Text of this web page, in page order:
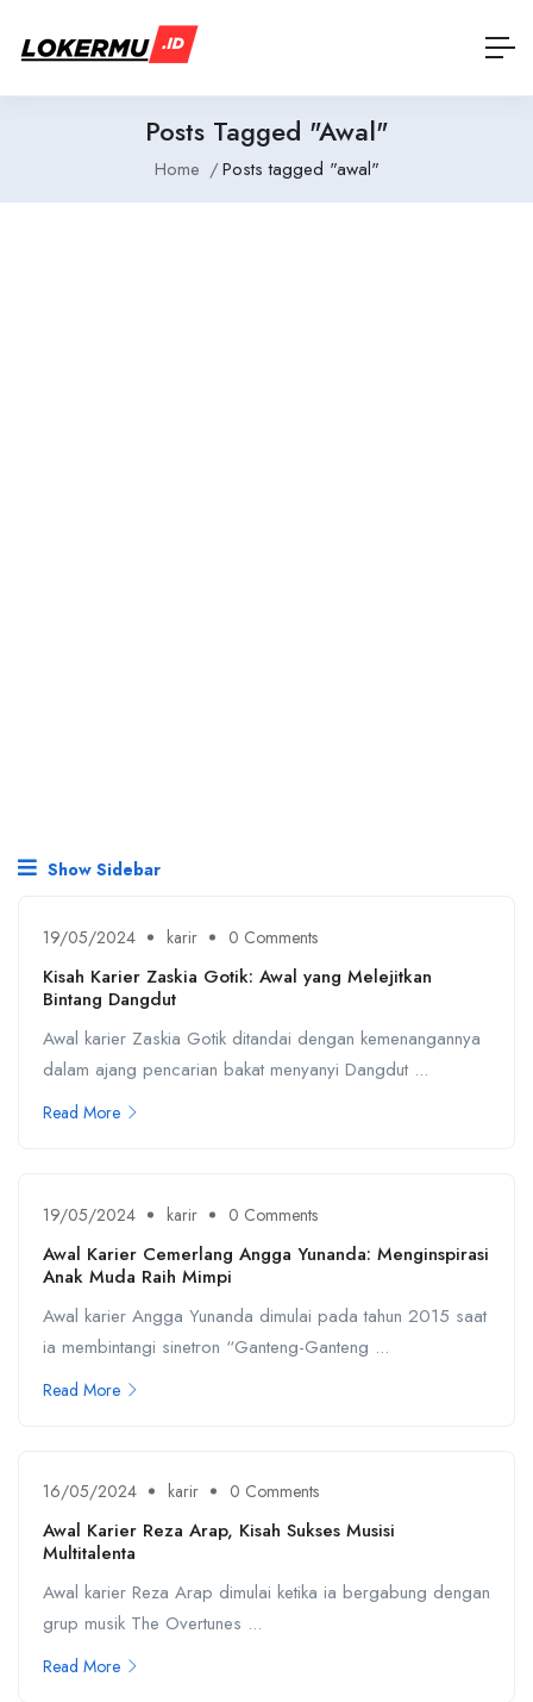
Posts Tagged "awal"
Home Posts tagged "awal"
Show Sidebar
19/05/2024 karir 0 Comments
Kisah Karier Zaskia Gotik: Awal yang Melejitkan
Bintang Dangdut
Awal karier Zaskia Gotik ditandai dengan kemenangannya
dalam ajang pencarian bakat menyanyi Dangdut ...
Read More
19/05/2024 karir 0 Comments
Awal Karier Cemerlang Angga Yunanda: Menginspirasi
Anak Muda Raih Mimpi
Awal karier Angga Yunanda dimulai pada tahun 2015 saat
ia membintangi sinetron “Ganteng-Ganteng ...
Read More
16/05/2024 karir 0 Comments
Awal Karier Reza Arap, Kisah Sukses Musisi
Multitalenta
Awal karier Reza Arap dimulai ketika ia bergabung dengan
grup musik The Overtunes ...
Read More